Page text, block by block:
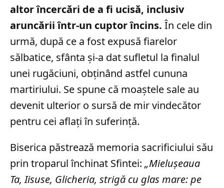
altor încercări de a fi ucisă, inclusiv
aruncării într-un cuptor încins. În cele din
urmă, după ce a fost expusă fiarelor
sălbatice, sfânta și-a dat sufletul la finalul
unei rugăciuni, obținând astfel cununa
martiriului. Se spune că moaștele sale au
devenit ulterior o sursă de mir vindecător
pentru cei aflați în suferință.
Biserica păstrează memoria sacrificiului său
prin troparul închinat Sfintei: „Mielușeaua
Ta, Iisuse, Glicheria, strigă cu glas mare: pe